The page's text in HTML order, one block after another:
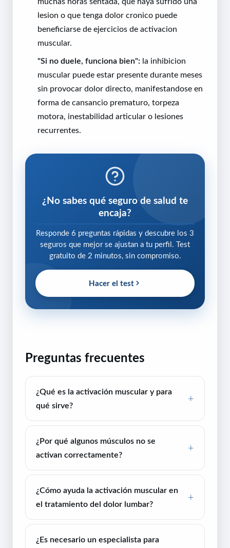
lesion o que tenga dolor cronico puede
beneficiarse de ejercicios de activacion
muscular.
"Si no duele, funciona bien": la inhibicion
muscular puede estar presente durante meses
sin provocar dolor directo, manifestandose en
forma de cansancio prematuro, torpeza
motora, inestabilidad articular o lesiones
recurrentes.
¿No sabes qué seguro de salud te
encaja?
Responde 6 preguntas rápidas y descubre los 3
seguros que mejor se ajustan a tu perfil. Test
gratuito de 2 minutos, sin compromiso.
Hacer el test
Preguntas frecuentes
¿Qué es la activación muscular y para
qué sirve?
¿Por qué algunos músculos no se
activan correctamente?
¿Cómo ayuda la activación muscular en
el tratamiento del dolor lumbar?
¿Es necesario un especialista para